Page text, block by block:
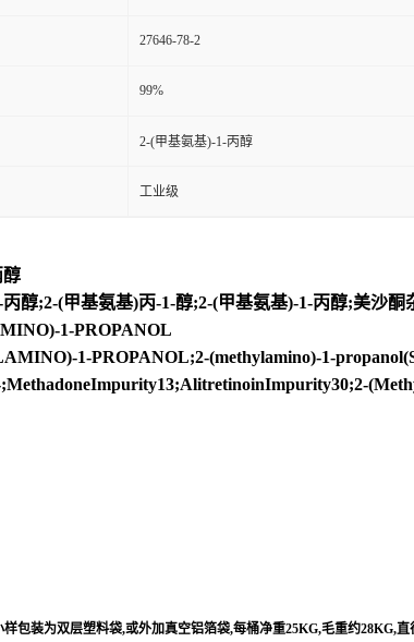
27646-78-2
99%
2-(甲基氨基)-1-丙醇
工业级
醇
醇;2-(甲基氨基)丙-1-醇;2-(甲基氨基)-1-丙醇;美沙酮
1-PROPANOL
1-PROPANOL;2-(methylamino)-1-
样包装为双层塑料袋,或外加真空铝箔袋,每桶净重25KG,毛重约28KG,